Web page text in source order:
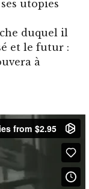
utopies
duquel il
et le futur :
à